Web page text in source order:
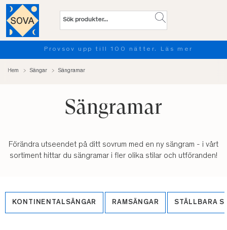
Provsov upp till 100 nätter. Läs mer
Hem Sängar Sängramar
Sängramar
Förändra utseendet på ditt sovrum med en ny sängram - i vårt
sortiment hittar du sängramar i fler olika stilar och utföranden!
KONTINENTALSÄNGAR RAMSÄNGAR STÄLLBARA